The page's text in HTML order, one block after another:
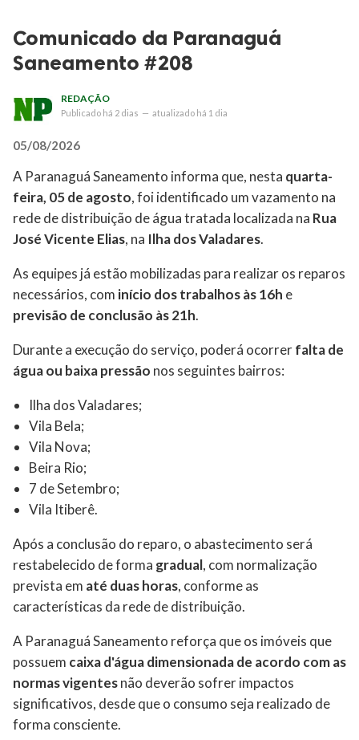
Comunicado da Paranaguá
Saneamento #208
REDAÇÃO
Publicado há 2 dias — atualizado há 1 dia
05/08/2026
A Paranaguá Saneamento informa que, nesta quarta-
feira, 05 de agosto, foi identificado um vazamento na
rede de distribuição de água tratada localizada na Rua
José Vicente Elias, na Ilha dos Valadares.
As equipes já estão mobilizadas para realizar os reparos
necessários, com início dos trabalhos às 16h e
previsão de conclusão às 21h.
Durante a execução do serviço, poderá ocorrerfalta de
água ou baixa pressão nos seguintes bairros:
Ilha dos Valadares;
Vila Bela;
Vila Nova;
Beira Rio;
7 de Setembro;
Vila Itiberê.
Após a conclusão do reparo, o abastecimento será
restabelecido de forma gradual, com normalização
prevista em até duas horas, conforme as
características da rede de distribuição.
A Paranaguá Saneamento reforça que os imóveis que
possuem caixa d'água dimensionada de acordo com as
normas vigentesnão deverão sofrer impactos
significativos, desde que o consumo seja realizado de
forma consciente.